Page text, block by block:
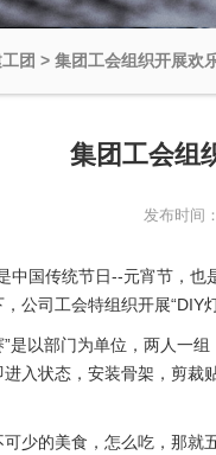
团 > 集团工会组织开展欢
集团工会组
发布时间
中国传统节日--元宵节，
公司工会特组织开展“DIY
”是以部门为单位，两人一
入状态，安装骨架，剪
少的美食，怎么吃，那就